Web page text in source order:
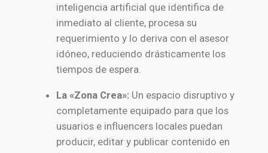
inteligencia artificial que identifica de
inmediato al cliente, procesa su
requerimiento y lo deriva con el asesor
idóneo, reduciendo drásticamente los
tiempos de espera.
La «Zona Crea»:Un espacio disruptivo y
completamente equipado para que los
usuarios e influencers locales puedan
producir, editar y publicar contenido en